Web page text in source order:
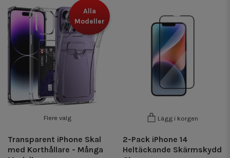
Alla
Modeller
Flere valg
Transparent iPhone Skal
med Korthållare - Många
Lägg i korgen
2-Pack iPhone 14
Heltäckande Skärmskydd